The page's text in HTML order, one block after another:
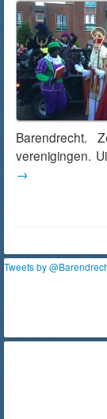
Barendrecht.
verenigingen.
→
Tweets by